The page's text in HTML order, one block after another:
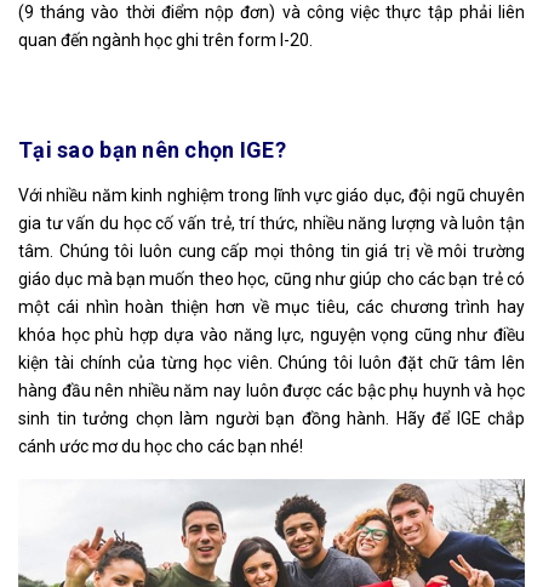
(9 tháng vào thời điểm nộp đơn) và công việc thực tập phải liên
quan đến ngành học ghi trên form I-20.
Tại sao bạn nên chọn IGE?
Với nhiều năm kinh nghiệm trong lĩnh vực giáo dục, đội ngũ chuyên
gia tư vấn du học cố vấn trẻ, trí thức, nhiều năng lượng và luôn tận
tâm. Chúng tôi luôn cung cấp mọi thông tin giá trị về môi trường
giáo dục mà bạn muốn theo học, cũng như giúp cho các bạn trẻ có
một cái nhìn hoàn thiện hơn về mục tiêu, các chương trình hay
khóa học phù hợp dựa vào năng lực, nguyện vọng cũng như điều
kiện tài chính của từng học viên. Chúng tôi luôn đặt chữ tâm lên
hàng đầu nên nhiều năm nay luôn được các bậc phụ huynh và học
sinh tin tưởng chọn làm người bạn đồng hành. Hãy để IGE chắp
cánh ước mơ du học cho các bạn nhé!